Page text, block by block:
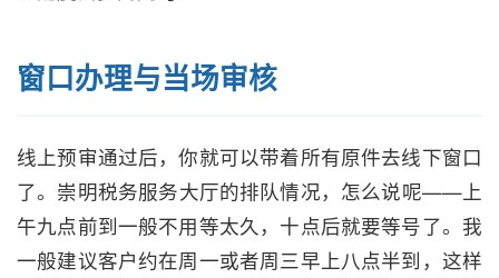
窗口办理与当场审核
线上预审通过后，你就可以带着所有原件去线下窗口
了。崇明税务服务大厅的排队情况，怎么说呢——上
午九点前到一般不用等太久，十点后就要等号了。我
一般建议客户约在周一或者周三早上八点半到，这样